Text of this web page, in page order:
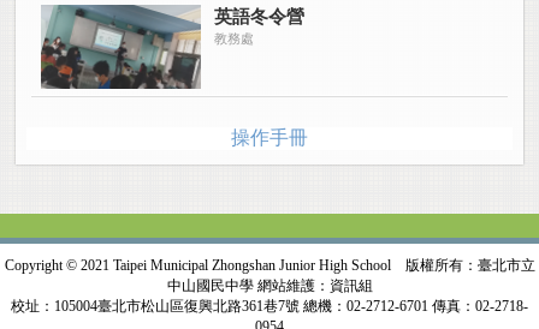
英語冬令營
教務處
操作手冊
Copyright © 2021 Taipei Municipal Zhongshan Junior High School 版權所有：臺北市立
中山國民中學 網站維護：資訊組
校址：105004臺北市松山區復興北路361巷7號 總機：02-2712-6701 傳真：02-2718-